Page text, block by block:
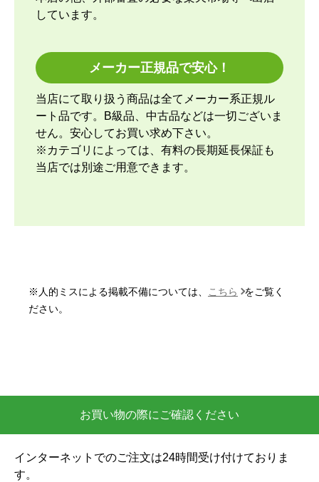
取付当日の午前中に1回、取付開始時間前に1回工事
スタッフさんから連絡して頂きました。取付け開始
前にも丁寧な説明があり、取付けている最中も細か
い箇所まで確認をしながら進めてくれて、古いエア
コンの取外しと回収に関しても資料を見せながら説
明して貰ったので納得できました。良いスタッフさ
んに来て貰ったと思っています。エアコンなのでし
ばらく取り換える事はないですが、次にエアコンを
ショップからの連絡や対応は適切でしたか？
はい
しています。
メーカー正規品で安心！
当店にて取り扱う商品は全てメーカー系正規ル
ート品です。B級品、中古品などは一切ございま
せん。安心してお買い求め下さい。
※カテゴリによっては、有料の長期延長保証も
当店では別途ご用意できます。
※人的ミスによる掲載不備については、 こちら
をご覧く
ださい。
お買い物の際にご確認ください
インターネットでのご注文は24時間受け付けておりま
す。